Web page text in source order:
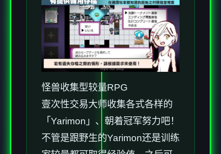
怪兽收集型较量RPG
壹次性交易大师收集各式各样的
「Yarimon」、朝着冠军努力吧！
不管是跟野生的Yarimon还是训练